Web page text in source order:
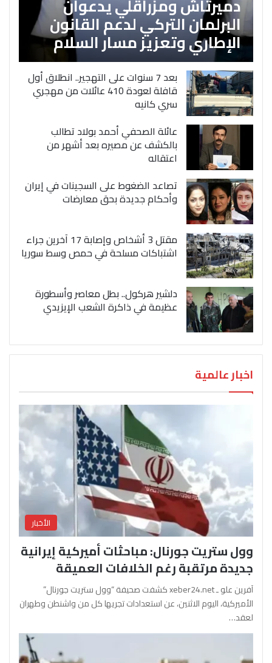
البرلمان التركي لدعم القانون
الإطاري وتعزيز مسار السلام
بعد 7 سنوات على التهجير.. انطلاق أول
قافلة لعودة 410 عائلات من مهجري
سري كانيه
عائلة الصحفي أحمد بولاد تطالب
بالكشف عن مصيره بعد أشهر من
اعتقاله
تصاعد الضغوط على السجينات في إيران
وأحكام جديدة بحق معارضات
مقتل 3 أشخاص وإصابة 17 آخرين جراء
اشتباكات مسلحة في حمص وسط سوريا
دلشير هركول.. بطل معاصر وأسطورة
عظيمة في ذاكرة الشعب الإيزيدي
اخبار عالمية
الأخبار
وول ستريت جورنال: مباحثات أميركية إيرانية
جديدة مرتقبة رغم الخلافات العميقة
آفرين علو ـ xeber24.net كشفت صحيفة “وول ستريت جورنال”
الأميركية، اليوم الاثنين، عن استعدادات تجريها كل من واشنطن وطهران
لعقد…